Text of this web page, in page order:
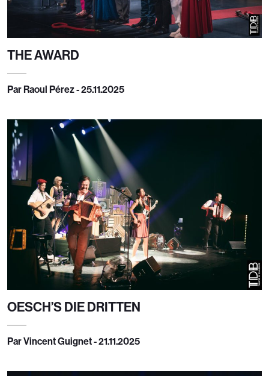
THE AWARD
Par Raoul Pérez - 25.11.2025
OESCH’S DIE DRITTEN
Par Vincent Guignet - 21.11.2025